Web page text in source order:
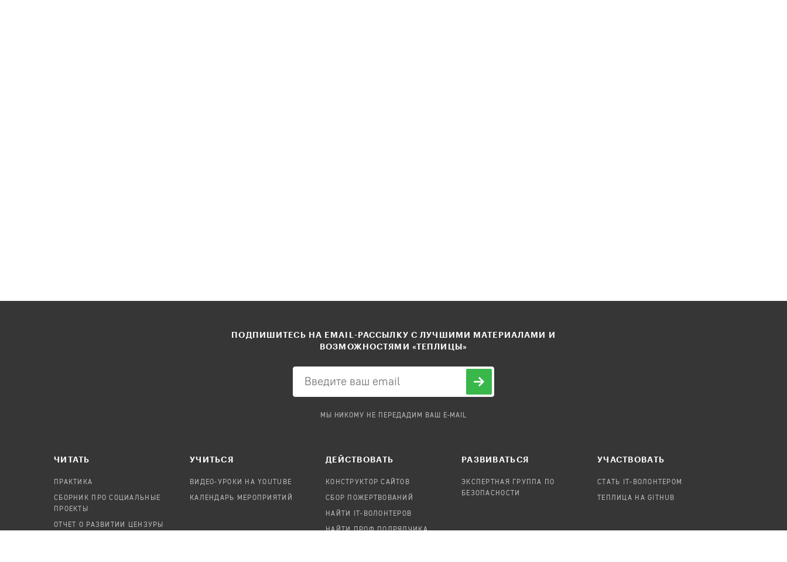
ПОДПИШИТЕСЬ НА EMAIL-РАССЫЛКУ С ЛУЧШИМИ МАТЕРИАЛАМИ И
ВОЗМОЖНОСТЯМИ «ТЕПЛИЦЫ»
МЫ НИКОМУ НЕ ПЕРЕДАДИМ ВАШ E-MAIL
ЧИТАТЬ
ПРАКТИКА
СБОРНИК ПРО СОЦИАЛЬНЫЕ
ПРОЕКТЫ
ОТЧЕТ О РАЗВИТИИ ЦЕНЗУРЫ
УЧИТЬСЯ
ВИДЕО-УРОКИ НА YOUTUBE
КАЛЕНДАРЬ МЕРОПРИЯТИЙ
ДЕЙСТВОВАТЬ
КОНСТРУКТОР САЙТОВ
СБОР ПОЖЕРТВОВАНИЙ
НАЙТИ IT-ВОЛОНТЕРОВ
НАЙТИ ПРОФ.ПОДРЯДЧИКА
РАЗВИВАТЬСЯ
ЭКСПЕРТНАЯ ГРУППА ПО
БЕЗОПАСНОСТИ
УЧАСТВОВАТЬ
СТАТЬ IT-ВОЛОНТЕРОМ
ТЕПЛИЦА НА GITHUB